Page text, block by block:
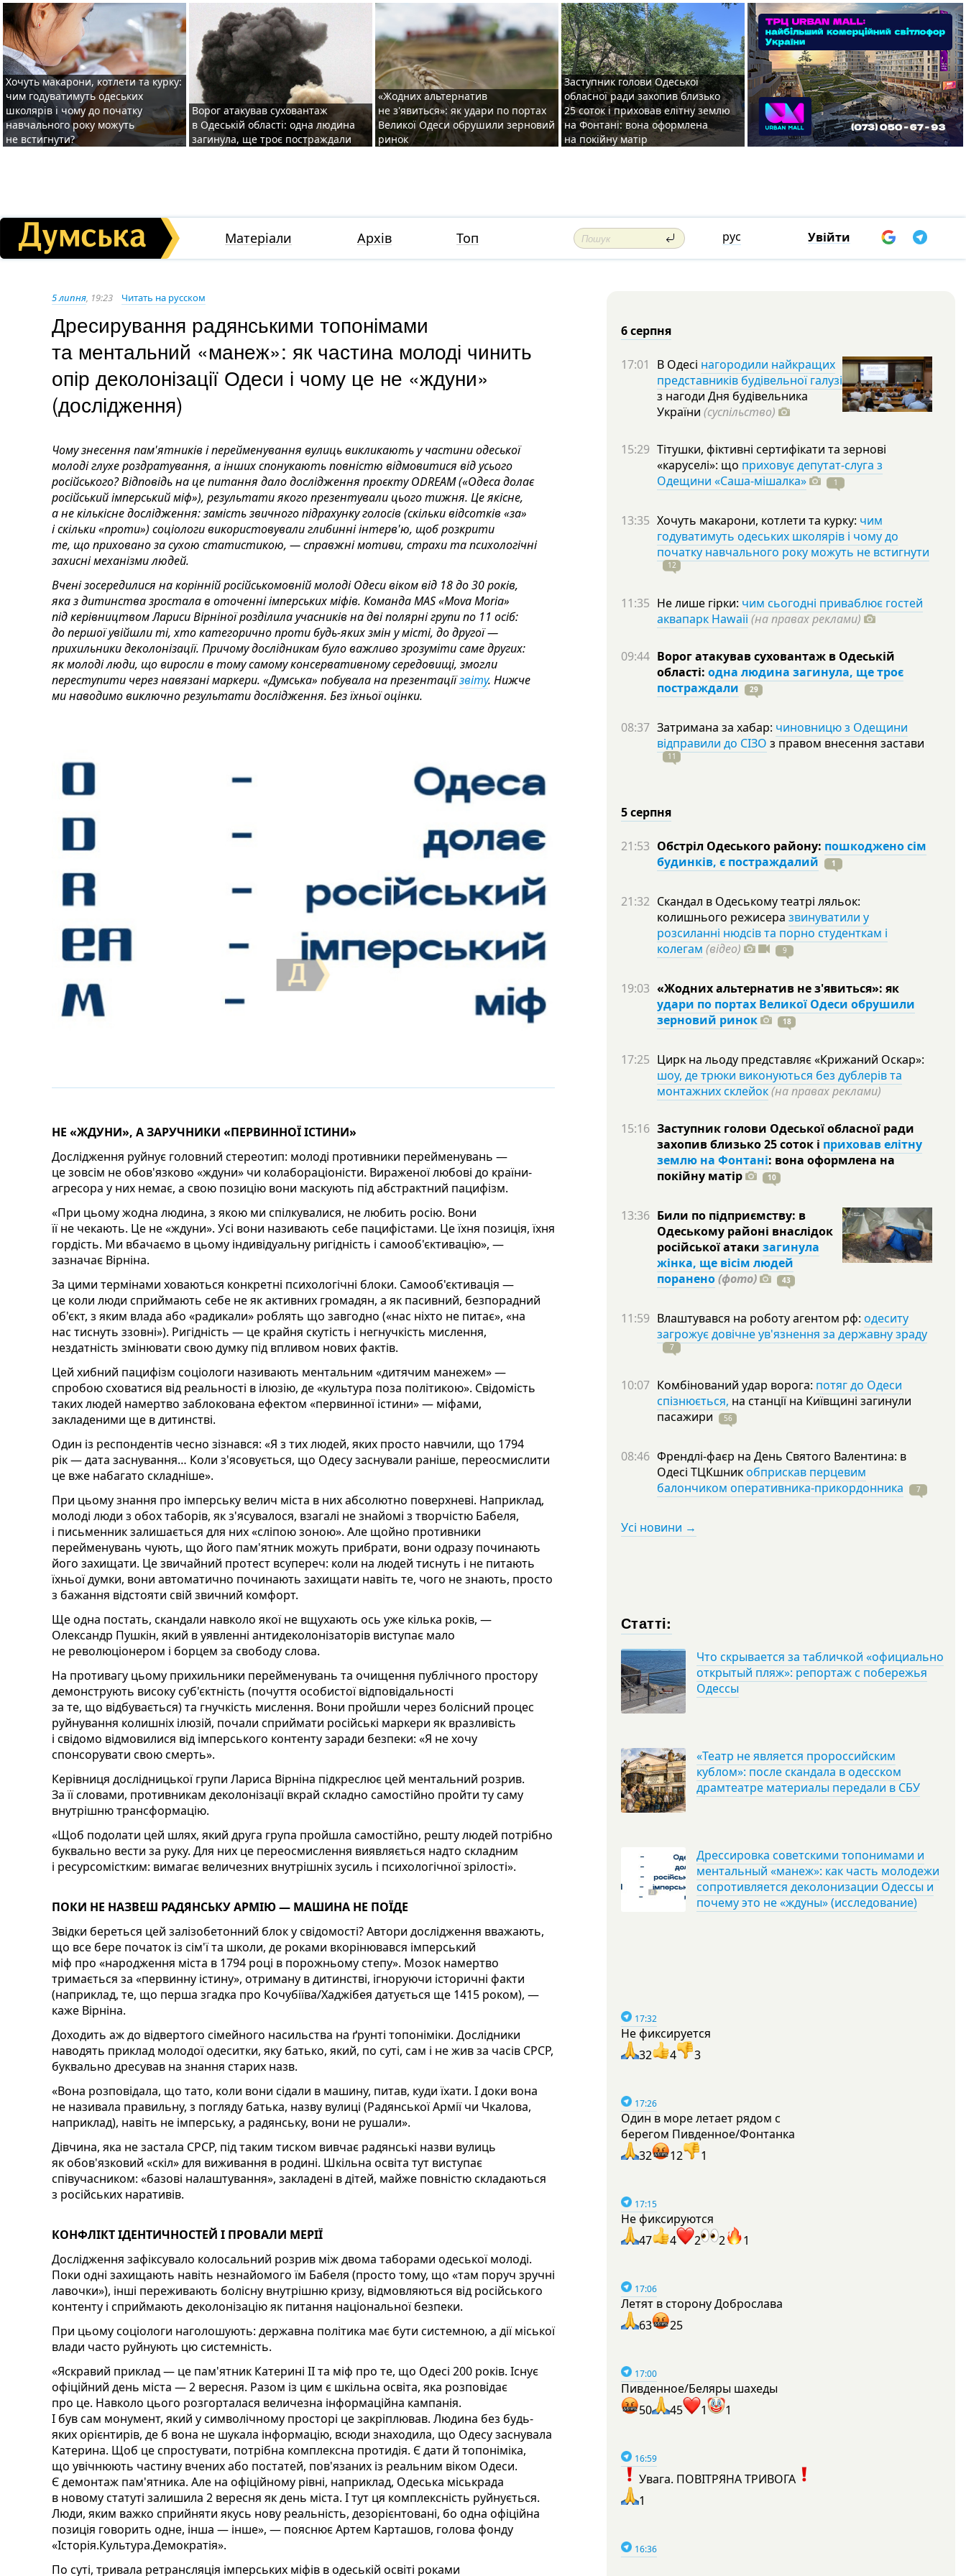
Хочуть макарони, котлети та курку:
чим годуватимуть одеських
школярів і чому до початку
навчального року можуть
не встигнути?
Ворог атакував суховантаж
в Одеській області: одна людина
загинула, ще троє постраждали
«Жодних альтернатив
не з'явиться»: як удари по портах
Великої Одеси обрушили зерновий
ринок
Заступник голови Одеської
обласної ради захопив близько
25 соток і приховав елітну землю
на Фонтані: вона оформлена
на покійну матір
Матеріали Архів Топ рус Увійти
5 липня, 19:23 Читать на русском
Дресирування радянськими топонімами
та ментальний «манеж»: як частина молоді чинить
опір деколонізації Одеси і чому це не «ждуни»
(дослідження)
Чому знесення пам'ятників і перейменування вулиць викликають у частини одеської
молоді глухе роздратування, а інших спонукають повністю відмовитися від усього
російського? Відповідь на це питання дало дослідження проєкту ODREAM («Одеса долає
російський імперський міф»), результати якого презентували цього тижня. Це якісне,
а не кількісне дослідження: замість звичного підрахунку голосів (скільки відсотків «за»
і скільки «проти») соціологи використовували глибинні інтерв'ю, щоб розкрити
те, що приховано за сухою статистикою, — справжні мотиви, страхи та психологічні
захисні механізми людей.
Вчені зосередилися на корінній російськомовній молоді Одеси віком від 18 до 30 років,
яка з дитинства зростала в оточенні імперських міфів. Команда MAS «Mova Moria»
під керівництвом Лариси Вірніної розділила учасників на дві полярні групи по 11 осіб:
до першої увійшли ті, хто категорично проти будь-яких змін у місті, до другої —
прихильники деколонізації. Причому дослідникам було важливо зрозуміти саме других:
як молоді люди, що виросли в тому самому консервативному середовищі, змогли
переступити через навязані маркери. «Думська» побувала на презентаціїзвіту. Нижче
ми наводимо виключно результати дослідження. Без їхньої оцінки.
НЕ «ЖДУНИ», А ЗАРУЧНИКИ «ПЕРВИННОЇ ІСТИНИ»
Дослідження руйнує головний стереотип: молоді противники перейменувань —
це зовсім не обов'язково «ждуни» чи колабораціоністи. Вираженої любові до країни-
агресора у них немає, а свою позицію вони маскують під абстрактний пацифізм.
«При цьому жодна людина, з якою ми спілкувалися, не любить росію. Вони
її не чекають. Це не «ждуни». Усі вони називають себе пацифістами. Це їхня позиція, їхня
гордість. Ми вбачаємо в цьому індивідуальну ригідність і самооб'єктивацію», —
зазначає Вірніна.
За цими термінами ховаються конкретні психологічні блоки. Самооб'єктивація —
це коли люди сприймають себе не як активних громадян, а як пасивний, безпорадний
об'єкт, з яким влада або «радикали» роблять що завгодно («нас ніхто не питає», «на
нас тиснуть ззовні»). Ригідність — це крайня скутість і негнучкість мислення,
нездатність змінювати свою думку під впливом нових фактів.
Цей хибний пацифізм соціологи називають ментальним «дитячим манежем» —
спробою сховатися від реальності в ілюзію, де «культура поза політикою». Свідомість
таких людей намертво заблокована ефектом «первинної істини» — міфами,
закладеними ще в дитинстві.
Один із респондентів чесно зізнався: «Я з тих людей, яких просто навчили, що 1794
рік — дата заснування… Коли з'ясовується, що Одесу заснували раніше, переосмислити
це вже набагато складніше».
При цьому знання про імперську велич міста в них абсолютно поверхневі. Наприклад,
молоді люди з обох таборів, як з'ясувалося, взагалі не знайомі з творчістю Бабеля,
і письменник залишається для них «сліпою зоною». Але щойно противники
перейменувань чують, що його пам'ятник можуть прибрати, вони одразу починають
його захищати. Це звичайний протест всупереч: коли на людей тиснуть і не питають
їхньої думки, вони автоматично починають захищати навіть те, чого не знають, просто
з бажання відстояти свій звичний комфорт.
Ще одна постать, скандали навколо якої не вщухають ось уже кілька років, —
Олександр Пушкін, який в уявленні антидеколонізаторів виступає мало
не революціонером і борцем за свободу слова.
На противагу цьому прихильники перейменувань та очищення публічного простору
демонструють високу суб'єктність (почуття особистої відповідальності
за те, що відбувається) та гнучкість мислення. Вони пройшли через болісний процес
руйнування колишніх ілюзій, почали сприймати російські маркери як вразливість
і свідомо відмовилися від імперського контенту заради безпеки: «Я не хочу
спонсорувати свою смерть».
Керівниця дослідницької групи Лариса Вірніна підкреслює цей ментальний розрив.
За її словами, противникам деколонізації вкрай складно самостійно пройти ту саму
внутрішню трансформацію.
«Щоб подолати цей шлях, який друга група пройшла самостійно, решту людей потрібно
буквально вести за руку. Для них це переосмислення виявляється надто складним
і ресурсомістким: вимагає величезних внутрішніх зусиль і психологічної зрілості».
ПОКИ НЕ НАЗВЕШ РАДЯНСЬКУ АРМІЮ — МАШИНА НЕ ПОЇДЕ
Звідки береться цей залізобетонний блок у свідомості? Автори дослідження вважають,
що все бере початок із сім'ї та школи, де роками вкорінювався імперський
міф про «народження міста в 1794 році в порожньому степу». Мозок намертво
тримається за «первинну істину», отриману в дитинстві, ігноруючи історичні факти
(наприклад, те, що перша згадка про Кочубіїва/Хаджібея датується ще 1415 роком), —
каже Вірніна.
Доходить аж до відвертого сімейного насильства на ґрунті топоніміки. Дослідники
наводять приклад молодої одеситки, яку батько, який, по суті, сам і не жив за часів СРСР,
буквально дресував на знання старих назв.
«Вона розповідала, що тато, коли вони сідали в машину, питав, куди їхати. І доки вона
не називала правильну, з погляду батька, назву вулиці (Радянської Армії чи Чкалова,
наприклад), навіть не імперську, а радянську, вони не рушали».
Дівчина, яка не застала СРСР, під таким тиском вивчає радянські назви вулиць
як обов'язковий «скіл» для виживання в родині. Шкільна освіта тут виступає
співучасником: «базові налаштування», закладені в дітей, майже повністю складаються
з російських наративів.
КОНФЛІКТ ІДЕНТИЧНОСТЕЙ І ПРОВАЛИ МЕРІЇ
Дослідження зафіксувало колосальний розрив між двома таборами одеської молоді.
Поки одні захищають навіть незнайомого їм Бабеля (просто тому, що «там поруч зручні
лавочки»), інші переживають болісну внутрішню кризу, відмовляються від російського
контенту і сприймають деколонізацію як питання національної безпеки.
При цьому соціологи наголошують: державна політика має бути системною, а дії міської
влади часто руйнують цю системність.
«Яскравий приклад — це пам'ятник Катерині II та міф про те, що Одесі 200 років. Існує
офіційний день міста — 2 вересня. Разом із цим є шкільна освіта, яка розповідає
про це. Навколо цього розгорталася величезна інформаційна кампанія.
І був сам монумент, який у символічному просторі це закріплював. Людина без будь-
яких орієнтирів, де б вона не шукала інформацію, всюди знаходила, що Одесу заснувала
Катерина. Щоб це спростувати, потрібна комплексна протидія. Є дати й топоніміка,
що увічнюють частину вчених або постатей, пов'язаних із реальним віком Одеси.
Є демонтаж пам'ятника. Але на офіційному рівні, наприклад, Одеська міськрада
в новому статуті залишила 2 вересня як день міста. І тут ця комплексність руйнується.
Люди, яким важко сприйняти якусь нову реальність, дезорієнтовані, бо одна офіційна
позиція говорить одне, інша — інше», — пояснює Артем Карташов, голова фонду
«Історія.Культура.Демократія».
По суті, тривала ретрансляція імперських міфів в одеській освіті роками
6 серпня
17:01 В Одесі нагородили найкращих
представників будівельної галузі
з нагоди Дня будівельника
України (суспільство)
15:29 Тітушки, фіктивні сертифікати та зернові
«каруселі»: що приховує депутат-слуга з
Одещини «Саша-мішалка»
1
13:35 Хочуть макарони, котлети та курку: чим
годуватимуть одеських школярів і чому до
початку навчального року можуть не встигнути
12
11:35 Не лише гірки: чим сьогодні приваблює гостей
аквапарк Hawaii (на правах реклами)
09:44 Ворог атакував суховантаж в Одеській
області: одна людина загинула, ще троє
постраждали
29
08:37 Затримана за хабар: чиновницю з Одещини
відправили до СІЗО з правом внесення застави
11
5 серпня
21:53 Обстріл Одеського району: пошкоджено сім
будинків, є постраждалий
1
21:32 Скандал в Одеському театрі ляльок:
колишнього режисера звинуватили у
розсиланні нюдсів та порно студенткам і
колегам (відео) 9
19:03 «Жодних альтернатив не з'явиться»: як
удари по портах Великої Одеси обрушили
зерновий ринок
18
17:25 Цирк на льоду представляє «Крижаний Оскар»:
шоу, де трюки виконуються без дублерів та
монтажних склейок(на правах реклами)
15:16 Заступник голови Одеської обласної ради
захопив близько 25 соток і приховав елітну
землю на Фонтані: вона оформлена на
покійну матір 10
13:36 Били по підприємству: в
Одеському районі внаслідок
російської атаки загинула
жінка, ще вісім людей
поранено(фото) 43
11:59 Влаштувався на роботу агентом рф: одеситу
загрожує довічне ув'язнення за державну зраду
7
10:07 Комбінований удар ворога: потяг до Одеси
спізнюється, на станції на Київщині загинули
пасажири
56
08:46 Френдлі-фаєр на День Святого Валентина: в
Одесі ТЦКшникобприскав перцевим
балончиком оперативника-прикордонника
7
Усі новини →
Статті:
Что скрывается за табличкой «официально
открытый пляж»: репортаж с побережья
Одессы
«Театр не является пророссийским
кублом»: после скандала в одесском
драмтеатре материалы передали в СБУ
Дрессировка советскими топонимами и
ментальный «манеж»: как часть молодежи
сопротивляется деколонизации Одессы и
почему это не «ждуны» (исследование)
17:32
Не фиксируется
32
4 3
17:26
Один в море летает рядом с
берегом Пивденное/Фонтанка
32
12 1
17:15
Не фиксируются
47
4 2 2 1
17:06
Летят в сторону Доброслава
63
25
17:00
Пивденное/Беляры шахеды
50
45 1 1
16:59
Увага. ПОВІТРЯНА ТРИВОГА
1
16:36